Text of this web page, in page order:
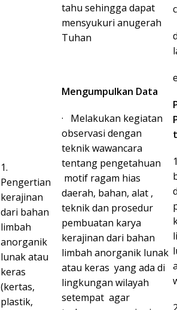
1.
Pengertian
kerajinan
dari bahan
limbah
anorganik
lunak atau
keras
(kertas,
plastik,
tahu sehingga dapat
mensyukuri anugerah
Tuhan
Mengumpulkan Data
· Melakukan kegiatan
observasi dengan
teknik wawancara
tentang pengetahuan
motif ragam hias
daerah, bahan, alat ,
teknik dan prosedur
pembuatan karya
kerajinan dari bahan
limbah anorganik lunak
atau keras yang ada di
lingkungan wilayah
setempat agar